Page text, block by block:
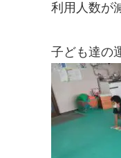
利用人数が
子ども達の